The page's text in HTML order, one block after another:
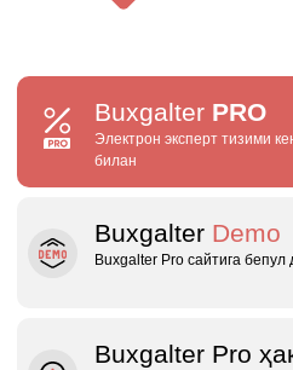
Buxgalter PRO
Электрон эксперт тизими
билан
Buxgalter Demo
Buxgalter Pro сайтига
Buxgalter Pro